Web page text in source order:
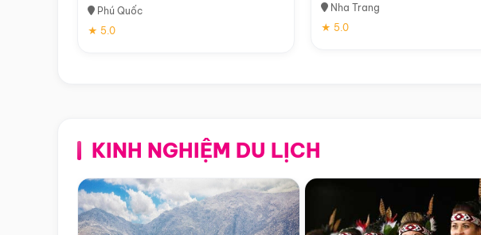
Phú Quốc
★ 5.0
Nha Trang
★ 5.0
KINH NGHIỆM DU LỊCH